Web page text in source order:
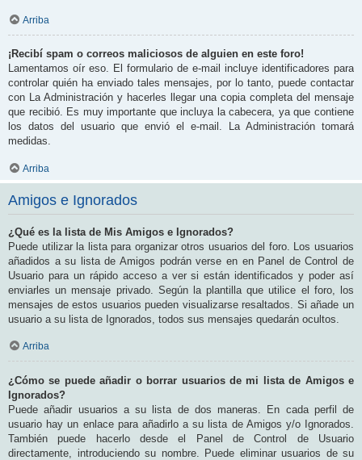
Arriba
¡Recibí spam o correos maliciosos de alguien en este foro!
Lamentamos oír eso. El formulario de e-mail incluye identificadores para
controlar quién ha enviado tales mensajes, por lo tanto, puede contactar
con La Administración y hacerles llegar una copia completa del mensaje
que recibió. Es muy importante que incluya la cabecera, ya que contiene
los datos del usuario que envió el e-mail. La Administración tomará
medidas.
Arriba
Amigos e Ignorados
¿Qué es la lista de Mis Amigos e Ignorados?
Puede utilizar la lista para organizar otros usuarios del foro. Los usuarios
añadidos a su lista de Amigos podrán verse en en Panel de Control de
Usuario para un rápido acceso a ver si están identificados y poder así
enviarles un mensaje privado. Según la plantilla que utilice el foro, los
mensajes de estos usuarios pueden visualizarse resaltados. Si añade un
usuario a su lista de Ignorados, todos sus mensajes quedarán ocultos.
Arriba
¿Cómo se puede añadir o borrar usuarios de mi lista de Amigos e
Ignorados?
Puede añadir usuarios a su lista de dos maneras. En cada perfil de
usuario hay un enlace para añadirlo a su lista de Amigos y/o Ignorados.
También puede hacerlo desde el Panel de Control de Usuario
directamente, introduciendo su nombre. Puede eliminar usuarios de su